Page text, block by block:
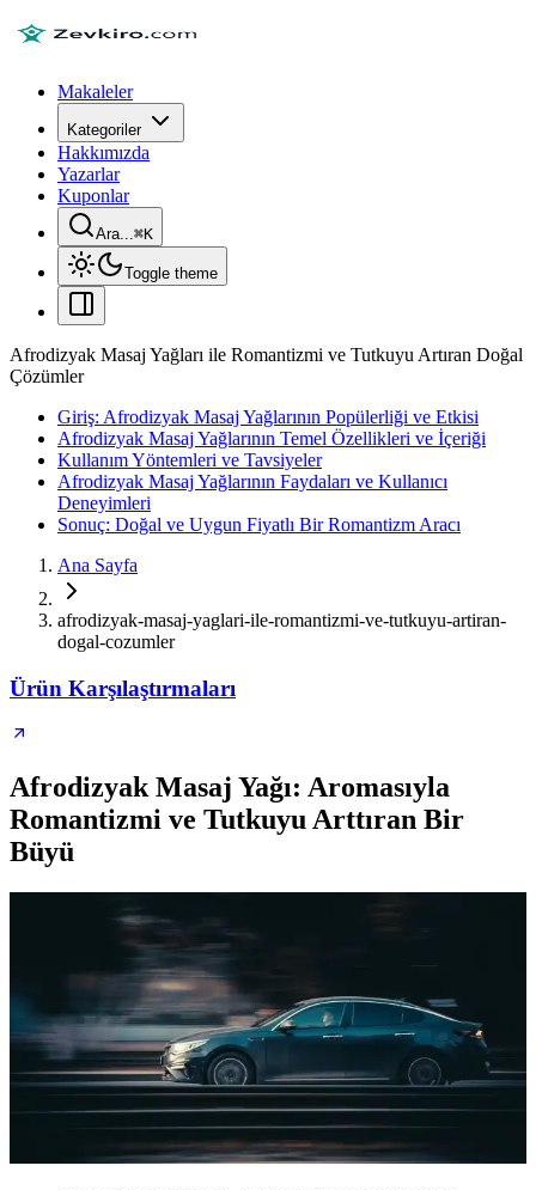
Makaleler
Kategoriler
Hakkımızda
Yazarlar
Kuponlar
Ara...⌘K
Toggle theme
Afrodizyak Masaj Yağları ile Romantizmi ve Tutkuyu Artıran Doğal
Çözümler
Giriş: Afrodizyak Masaj Yağlarının Popülerliği ve Etkisi
Afrodizyak Masaj Yağlarının Temel Özellikleri ve İçeriği
Kullanım Yöntemleri ve Tavsiyeler
Afrodizyak Masaj Yağlarının Faydaları ve Kullanıcı
Deneyimleri
Sonuç: Doğal ve Uygun Fiyatlı Bir Romantizm Aracı
Ana Sayfa
afrodizyak-masaj-yaglari-ile-romantizmi-ve-tutkuyu-artiran-
dogal-cozumler
Ürün Karşılaştırmaları
Afrodizyak Masaj Yağı: Aromasıyla
Romantizmi ve Tutkuyu Arttıran Bir
Büyü